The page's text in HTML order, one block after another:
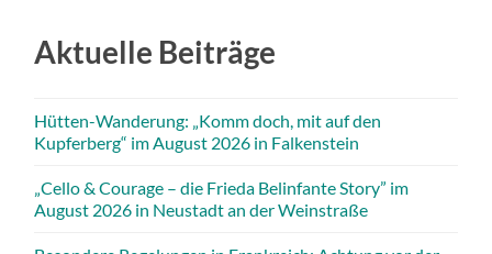
Aktuelle Beiträge
Hütten-Wanderung: „Komm doch, mit auf den
Kupferberg“ im August 2026 in Falkenstein
„Cello & Courage – die Frieda Belinfante Story” im
August 2026 in Neustadt an der Weinstraße